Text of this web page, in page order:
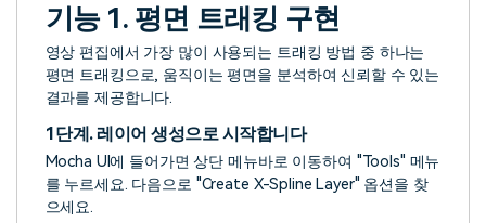
기능 1. 평면 트래킹 구현
영상 편집에서 가장 많이 사용되는 트래킹 방법 중 하나는
평면 트래킹으로, 움직이는 평면을 분석하여 신뢰할 수 있는
결과를 제공합니다.
1단계. 레이어 생성으로 시작합니다
Mocha UI에 들어가면 상단 메뉴바로 이동하여 "Tools" 메뉴
를 누르세요. 다음으로 "Create X-Spline Layer" 옵션을 찾
으세요.